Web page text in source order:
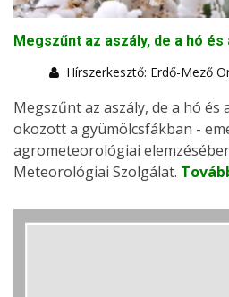
Megszűnt az aszály, de a hó
Hírszerkesztő: Erdő-Mező
Megszűnt az aszály, de a hó
okozott a gyümölcsfákban -
agrometeorológiai
Meteorológiai Szolgálat.